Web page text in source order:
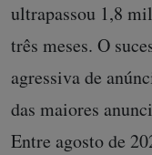
ultrapassou 1,8
três meses. O
agressiva de
das maiores
Entre agosto de